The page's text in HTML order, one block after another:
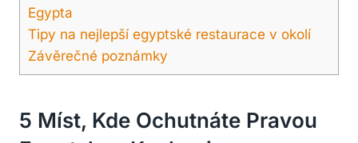
Egypta
Tipy na nejlepší egyptské restaurace v okolí
Závěrečné poznámky
5 Míst, Kde Ochutnáte Pravou